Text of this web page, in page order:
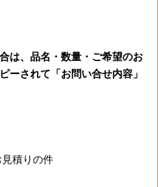
は、品名・数量・ご希望のお
ーされて「お問い合せ内容」
見積りの件